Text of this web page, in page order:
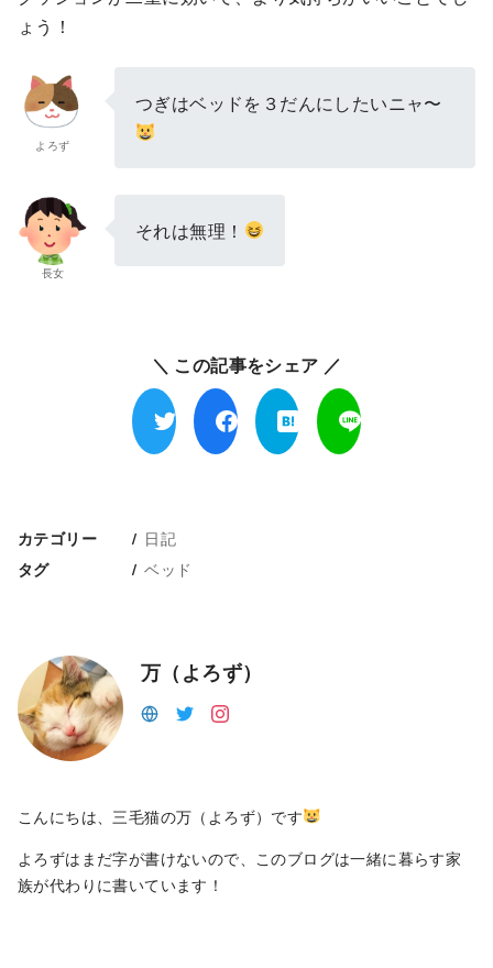
ょう！
よろず
つぎはベッドを３だんにしたいニャ〜
長女
それは無理！
＼ この記事をシェア ／
カテゴリー 日記
タグ ベッド
万（よろず）
こんにちは、三毛猫の万（よろず）です
よろずはまだ字が書けないので、このブログは一緒に暮らす家
族が代わりに書いています！